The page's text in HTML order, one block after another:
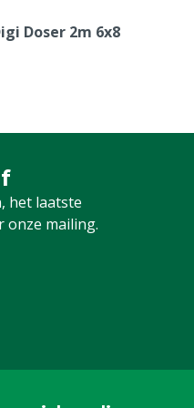
Doser 2m 6x8
Di-O
het laatste
onze mailing.